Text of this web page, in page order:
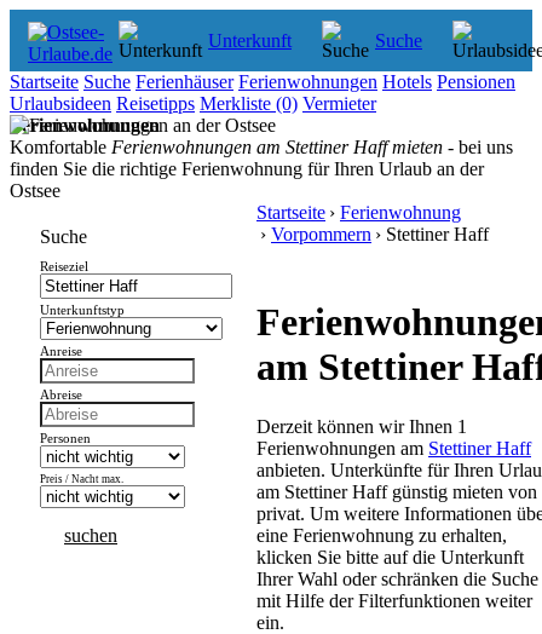
Unterkunft Suche
Startseite Suche Ferienhäuser Ferienwohnungen Hotels Pensionen
Urlaubsideen Reisetipps Merkliste (0) Vermieter
Ferienwohnungen
Komfortable Ferienwohnungen am Stettiner Haff mieten - bei uns
finden Sie die richtige Ferienwohnung für Ihren Urlaub an der
Ostsee
Suche
Reiseziel
Unterkunftstyp
Anreise
Abreise
Personen
Preis / Nacht max.
suchen
Startseite › Ferienwohnung
› Vorpommern › Stettiner Haff
am Stettiner
Derzeit können wir Ihnen 1
Ferienwohnungen am Stettiner Haff
anbieten. Unterkünfte für Ihren
am Stettiner Haff günstig mieten von
privat. Um weitere Informationen
eine Ferienwohnung zu erhalten,
klicken Sie bitte auf die Unterkunft
Ihrer Wahl oder schränken die Suche
mit Hilfe der Filterfunktionen weiter
ein.